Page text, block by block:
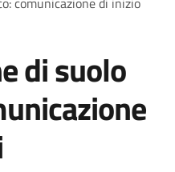
di suolo